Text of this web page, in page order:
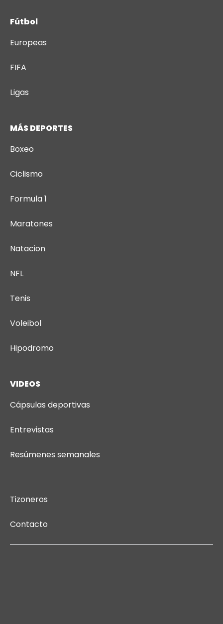
Fútbol
Europeas
FIFA
Ligas
MÁS DEPORTES
Boxeo
Ciclismo
Formula 1
Maratones
Natacion
NFL
Tenis
Voleibol
Hipodromo
VIDEOS
Cápsulas deportivas
Entrevistas
Resúmenes semanales
Tizoneros
Contacto